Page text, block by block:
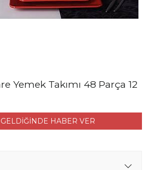
Yemek Takımı 48 Parça 12
HABER VER